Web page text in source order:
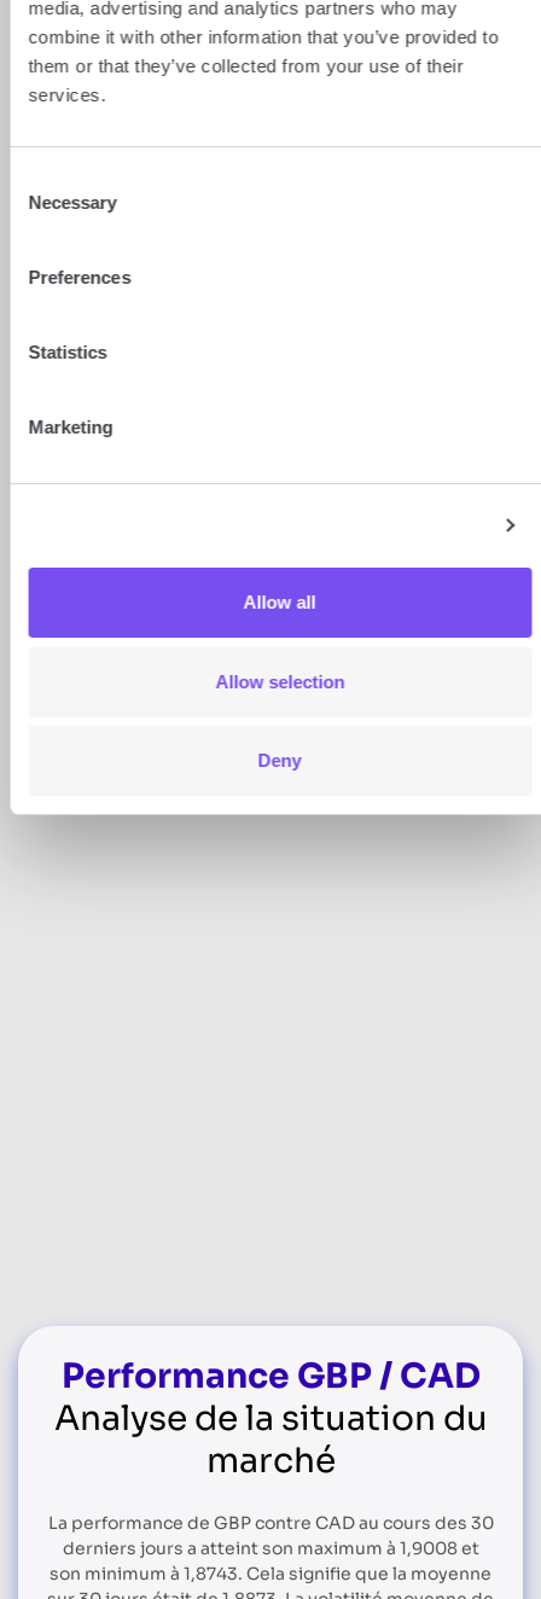
media, advertising and analytics partners who may
combine it with other information that you’ve provided to
them or that they’ve collected from your use of their
services.
Selection
Necessary
Preferences
Statistics
Marketing
Allow all
Allow selection
Deny
Voir plus
Performance GBP / CAD
Analyse de la situation du
marché
La performance de GBP contre CAD au cours des 30
derniers jours a atteint son maximum à 1,9008 et
son minimum à 1,8743. Cela signifie que la moyenne